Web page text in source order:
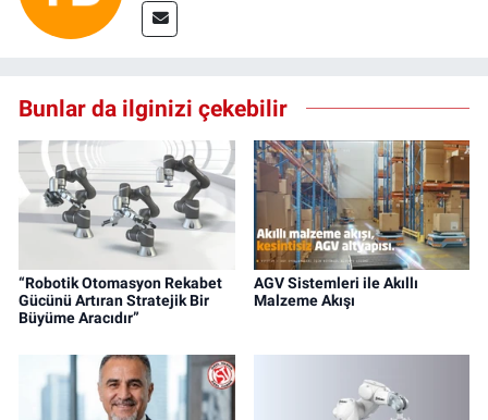
Bunlar da ilginizi çekebilir
“Robotik Otomasyon Rekabet
Gücünü Artıran Stratejik Bir
Büyüme Aracıdır”
AGV Sistemleri ile Akıllı
Malzeme Akışı